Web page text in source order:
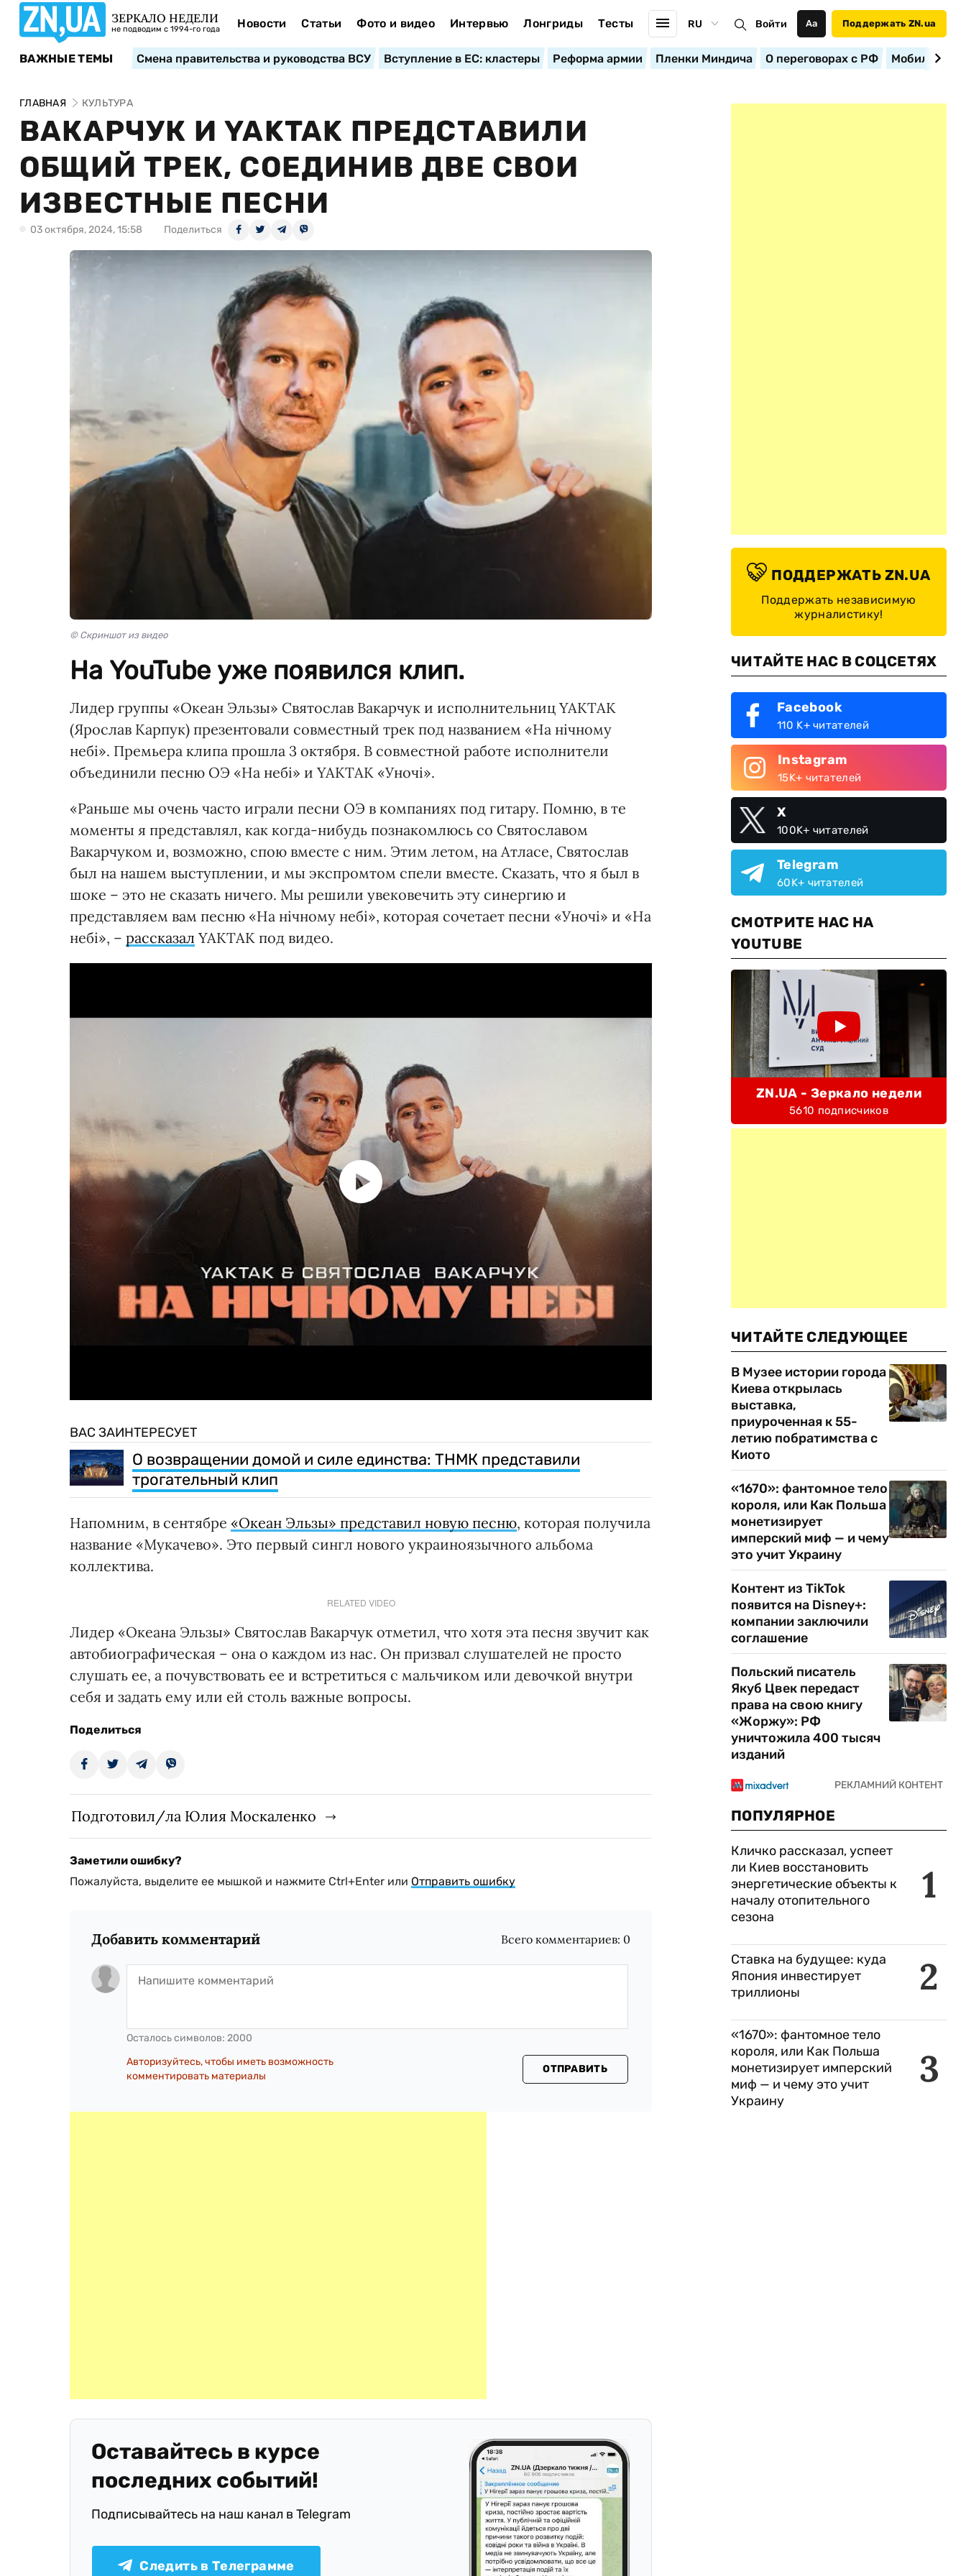
ЗЕРКАЛО НЕДЕЛИ
не подводим с 1994-го года Новости Статьи Фото и видео Интервью Лонгриды Тесты RU Войти Аа Поддержать ZN.ua
ВАЖНЫЕ ТЕМЫ Смена правительства и руководства ВСУ Вступление в ЕС: кластеры Реформа армии Пленки Миндича О переговорах с РФ
ГЛАВНАЯ КУЛЬТУРА
ВАКАРЧУК И YAKTAK ПРЕДСТАВИЛИ
ОБЩИЙ ТРЕК, СОЕДИНИВ ДВЕ СВОИ
ИЗВЕСТНЫЕ ПЕСНИ
03 октября, 2024, 15:58 Поделиться
© Скриншот из видео
На YouTube уже появился клип.
Лидер группы «Океан Эльзы» Святослав Вакарчук и исполнительниц YAKTAK
(Ярослав Карпук) презентовали совместный трек под названием «На нічному
небі». Премьера клипа прошла 3 октября. В совместной работе исполнители
объединили песню ОЭ «На небі» и YAKTAK «Уночі».
«Раньше мы очень часто играли песни ОЭ в компаниях под гитару. Помню, в те
моменты я представлял, как когда-нибудь познакомлюсь со Святославом
Вакарчуком и, возможно, спою вместе с ним. Этим летом, на Атласе, Святослав
был на нашем выступлении, и мы экспромтом спели вместе. Сказать, что я был в
шоке – это не сказать ничего. Мы решили увековечить эту синергию и
представляем вам песню «На нічному небі», которая сочетает песни «Уночі» и «На
небі», – рассказал YAKTAK под видео.
ВАС ЗАИНТЕРЕСУЕТ
О возвращении домой и силе единства: ТНМК представили
трогательный клип
Напомним, в сентябре «Океан Эльзы» представил новую песню, которая получила
название «Мукачево». Это первый сингл нового украиноязычного альбома
коллектива.
RELATED VIDEO
Лидер «Океана Эльзы» Святослав Вакарчук отметил, что хотя эта песня звучит как
автобиографическая – она о каждом из нас. Он призвал слушателей не просто
слушать ее, а почувствовать ее и встретиться с мальчиком или девочкой внутри
себя и задать ему или ей столь важные вопросы.
Поделиться
Подготовил/ла Юлия Москаленко
Заметили ошибку?
Пожалуйста, выделите ее мышкой и нажмите Ctrl+Enter или Отправить ошибку
Добавить комментарий Всего комментариев: 0
Осталось символов: 2000
Авторизуйтесь, чтобы иметь возможность
комментировать материалы
ОТПРАВИТЬ
Оставайтесь в курсе
последних событий!
Подписывайтесь на наш канал в Telegram
Следить в Телеграмме
ПОДДЕРЖАТЬ ZN.UA
Поддержать независимую
журналистику!
ЧИТАЙТЕ НАС В СОЦСЕТЯХ
Facebook
110 K+ читателей
Instagram
15K+ читателей
X
100K+ читателей
Telegram
60K+ читателей
СМОТРИТЕ НАС НА
YOUTUBE
ZN.UA - Зеркало недели
5610 подписчиков
ЧИТАЙТЕ СЛЕДУЮЩЕЕ
В Музее истории города
Киева открылась
выставка,
приуроченная к 55-
летию побратимства с
Киото
«1670»: фантомное тело
короля, или Как Польша
монетизирует
имперский миф — и чему
это учит Украину
Контент из TikTok
появится на Disney+:
компании заключили
соглашение
Польский писатель
Якуб Цвек передаст
права на свою книгу
«Жоржу»: РФ
уничтожила 400 тысяч
изданий
ПОПУЛЯРНОЕ
1
Кличко рассказал, успеет
ли Киев восстановить
энергетические объекты к
началу отопительного
сезона
2
Ставка на будущее: куда
Япония инвестирует
триллионы
3
«1670»: фантомное тело
короля, или Как Польша
монетизирует имперский
миф — и чему это учит
Украину